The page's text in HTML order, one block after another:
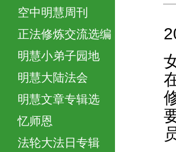
空中明慧周刊
正法修炼交流选编
明慧小弟子园地
明慧大陆法会
明慧文章专辑选
忆师恩
法轮大法日专辑